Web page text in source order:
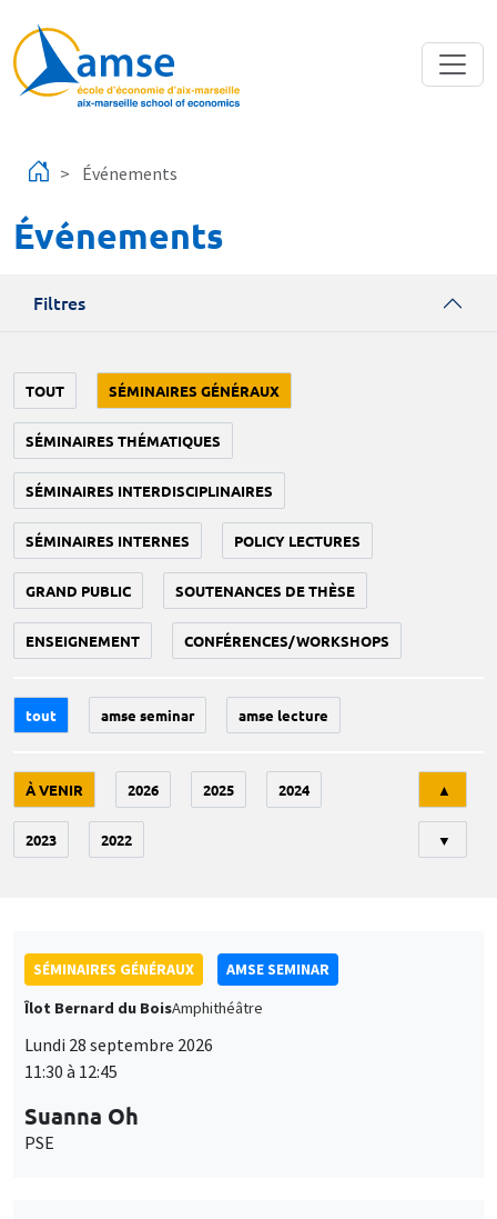
Événements
Événements
Filtres
TOUT SÉMINAIRES GÉNÉRAUX
SÉMINAIRES THÉMATIQUES
SÉMINAIRES INTERDISCIPLINAIRES
SÉMINAIRES INTERNES POLICY LECTURES
GRAND PUBLIC SOUTENANCES DE THÈSE
ENSEIGNEMENT CONFÉRENCES/WORKSHOPS
tout amse seminar amse lecture
À VENIR 2026 2025 2024
2023 2022
▲
▼
SÉMINAIRES GÉNÉRAUX
AMSE SEMINAR
Îlot Bernard du BoisAmphithéâtre
Lundi 28 septembre 2026
11:30 à 12:45
Suanna Oh
PSE